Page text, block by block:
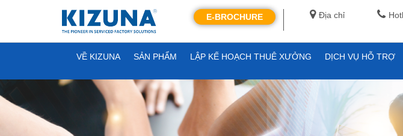
Địa chỉ
E-BROCHURE
VỀ KIZUNA SẢN PHẨM LẬP KẾ HOẠCH THUÊ XƯỞNG DỊCH VỤ HỖ TRỢ